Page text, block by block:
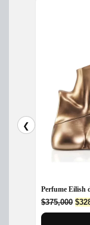
❮
Perfume Eilish
$375,000 $